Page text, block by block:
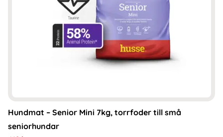
Hundmat – Senior Mini 7kg, torrfoder till små
seniorhundar